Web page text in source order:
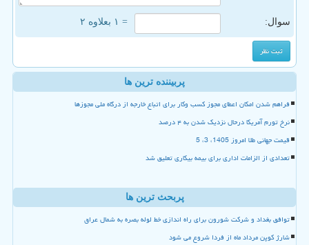
سوال: = ۱ بعلاوه ۲
پربیننده ترین ها
فراهم شدن امکان اعطای مجوز کسب وکار برای اتباع خارجه از درگاه ملی مجوزها
نرخ تورم آمریکا درحال نزدیک شدن به ۴ درصد
قیمت جهانی طلا امروز 1405، 3، 5
تعدادی از الزامات اداری برای بیمه بیکاری تعلیق شد
پربحث ترین ها
توافق بغداد و شرکت شورون برای راه اندازی خط لوله بصره به شمال عراق
شارژ کوپن مرداد ماه از فردا شروع می شود